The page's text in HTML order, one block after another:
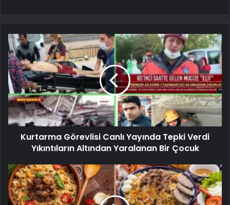
Kurtarma Görevlisi Canlı Yayında Tepki Verdi
Yıkıntıların Altından Yaralanan Bir Çocuk